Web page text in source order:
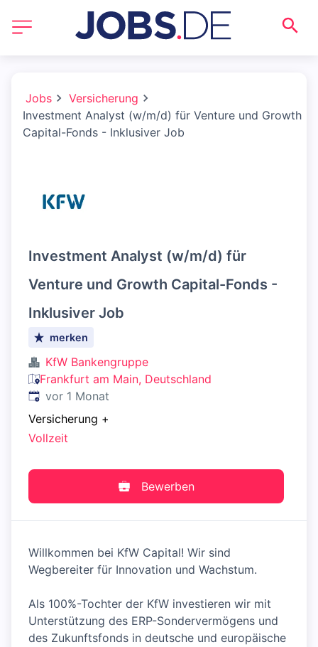
Jobs
Versicherung
Investment Analyst (w/m/d) für Venture und Growth
Capital-Fonds - Inklusiver Job
Investment Analyst (w/m/d) für
Venture und Growth Capital-Fonds -
Inklusiver Job
merken
KfW Bankengruppe
Frankfurt am Main, Deutschland
Veröffentlicht:
vor 1 Monat
Versicherung +
Vollzeit
Bewerben
Willkommen bei KfW Capital! Wir sind
Wegbereiter für Innovation und Wachstum.
Als 100%-Tochter der KfW investieren wir mit
Unterstützung des ERP-Sondervermögens und
des Zukunftsfonds in deutsche und europäische